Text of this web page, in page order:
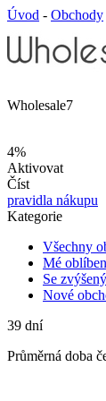
Úvod - Obchody
Wholesale7
4%
Aktivovat
Číst
pravidla nákupu
Kategorie
Všechny
Mé
Se
Nové
39 dní
Průměrná doba